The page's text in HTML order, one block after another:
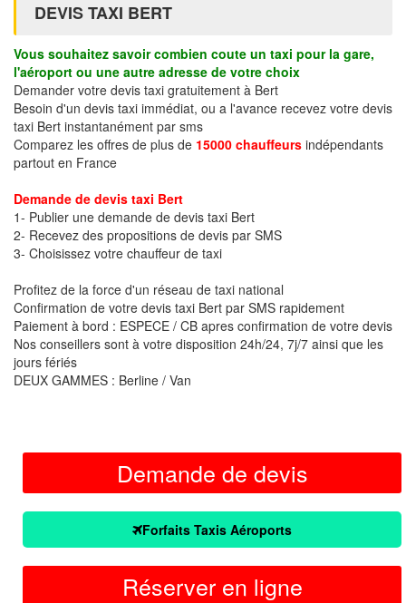
DEVIS TAXI BERT
Vous souhaitez savoir combien coute un taxi pour la gare,
l'aéroport ou une autre adresse de votre choix
Demander votre devis taxi gratuitement à Bert
Besoin d'un devis taxi immédiat, ou a l'avance recevez votre devis
taxi Bert instantanément par sms
Comparez les offres de plus de 15000 chauffeurs indépendants
partout en France
Demande de devis taxi Bert
1- Publier une demande de devis taxi Bert
2- Recevez des propositions de devis par SMS
3- Choisissez votre chauffeur de taxi
Profitez de la force d'un réseau de taxi national
Confirmation de votre devis taxi Bert par SMS rapidement
Paiement à bord : ESPECE / CB apres confirmation de votre devis
Nos conseillers sont à votre disposition 24h/24, 7j/7 ainsi que les
jours fériés
DEUX GAMMES : Berline / Van
Demande de devis
Forfaits Taxis Aéroports
Réserver en ligne